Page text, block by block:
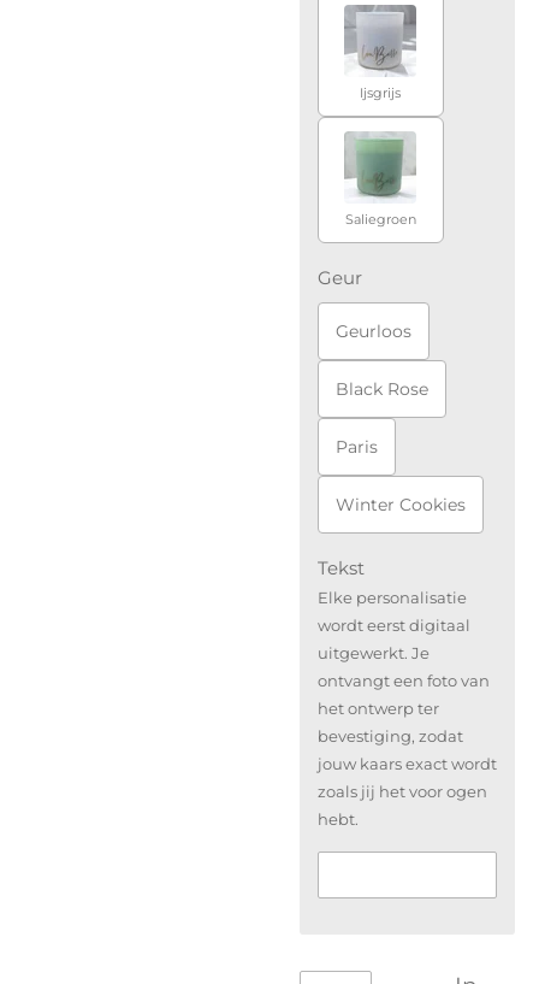
Ijsgrijs
Saliegroen
Geur
Geurloos
Black Rose
Paris
Winter Cookies
Tekst
Elke personalisatie
wordt eerst digitaal
uitgewerkt. Je
ontvangt een foto van
het ontwerp ter
bevestiging, zodat
jouw kaars exact wordt
zoals jij het voor ogen
hebt.